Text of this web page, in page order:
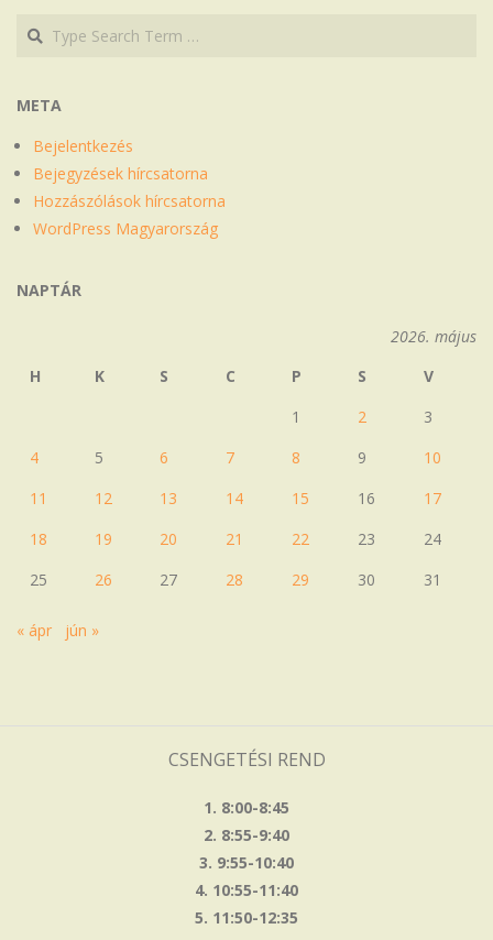
Search
Search
META
Bejelentkezés
Bejegyzések hírcsatorna
Hozzászólások hírcsatorna
WordPress Magyarország
NAPTÁR
2026. május
H
K S C P S
V
1
2
3
4
5 6 7 8 9
10
11
12 13 14 15 16
17
18
19 20 21 22 23
24
25
26 27 28 29 30 31
« ápr jún »
CSENGETÉSI REND
1. 8:00-8:45
2. 8:55-9:40
3. 9:55-10:40
4. 10:55-11:40
5. 11:50-12:35